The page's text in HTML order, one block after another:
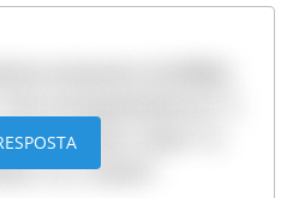
te, e faze a obra" (I
te, e clama"